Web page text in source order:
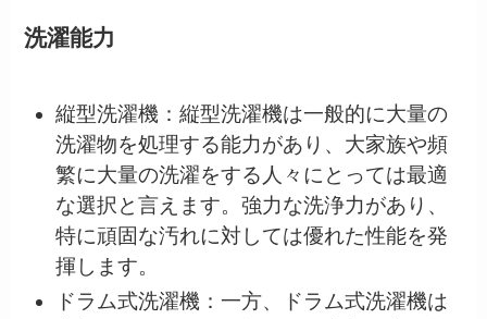
洗濯能力
縦型洗濯機：縦型洗濯機は一般的に大量の
洗濯物を処理する能力があり、大家族や頻
繁に大量の洗濯をする人々にとっては最適
な選択と言えます。強力な洗浄力があり、
特に頑固な汚れに対しては優れた性能を発
揮します。
ドラム式洗濯機：一方、ドラム式洗濯機は